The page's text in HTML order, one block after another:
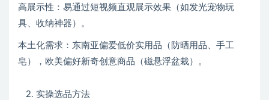
高展示性：易通过短视频直观展示效果（如发光宠物玩
具、收纳神器）。
本土化需求：东南亚偏爱低价实用品（防晒用品、手工
皂），欧美偏好新奇创意商品（磁悬浮盆栽）。
实操选品方法